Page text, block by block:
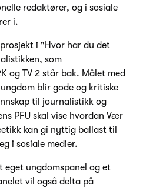
redaktører, og i sosiale
i.
i "Hvor har du det
som
og TV 2 står bak. Målet med
blir gode og kritiske
til journalistikk og
PFU skal vise hvordan Vær
kan gi nyttig ballast til
i sosiale medier.
eget ungdomspanel og et
vil også delta på